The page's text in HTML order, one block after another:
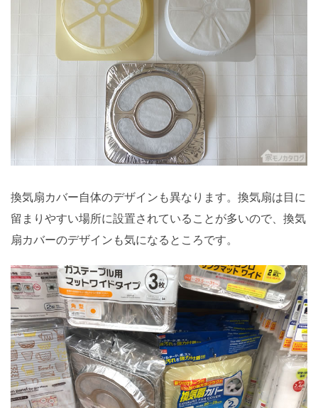
換気扇カバー自体のデザインも異なります。換気扇は目に
留まりやすい場所に設置されていることが多いので、換気
扇カバーのデザインも気になるところです。